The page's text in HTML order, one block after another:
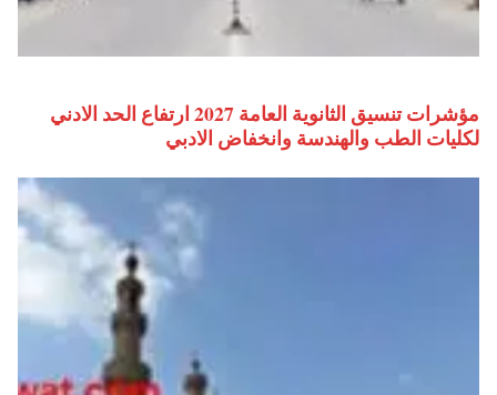
مؤشرات تنسيق الثانوية العامة 2027 ارتفاع الحد الادني
لكليات الطب والهندسة وانخفاض الادبي